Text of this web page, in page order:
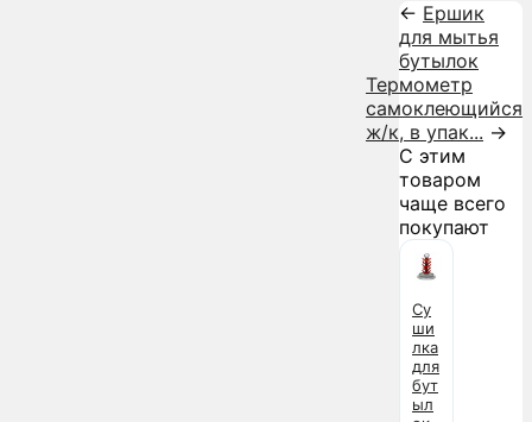
← Ершик
для мытья
бутылок
Термометр
самоклеющийся
ж/к, в упак... →
С этим
товаром
чаще всего
покупают
Су
ши
лка
для
бут
ыл